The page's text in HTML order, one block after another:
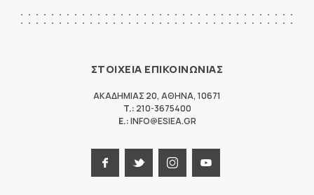
ΣΤΟΙΧΕΙΑ ΕΠΙΚΟΙΝΩΝΙΑΣ
ΑΚΑΔΗΜΙΑΣ 20, ΑΘΗΝΑ, 10671
T.: 210-3675400
E.:INFO@ESIEA.GR